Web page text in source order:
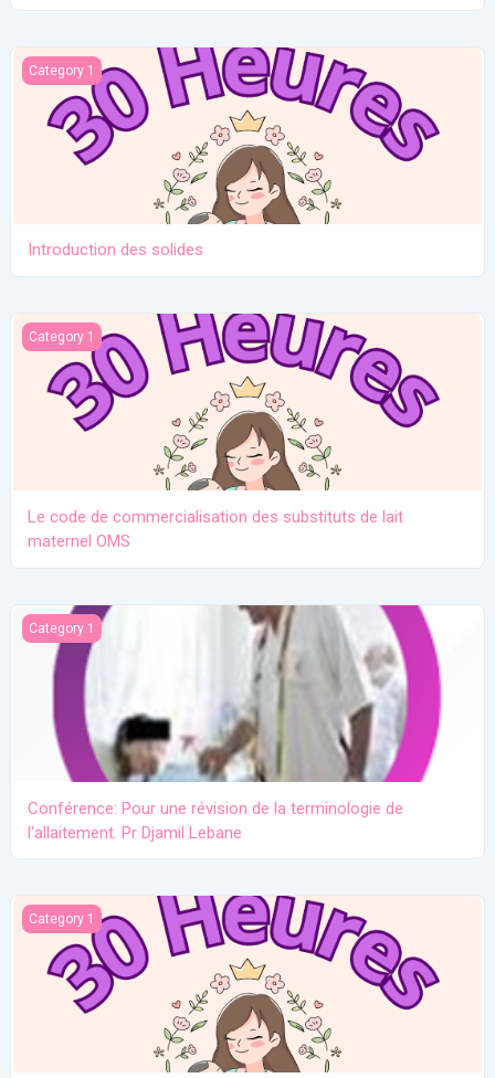
Introduction des solides
Category 1
Introduction des solides
Le code de commercialisation des substituts de lait maternel
Category 1
Le code de commercialisation des substituts de lait
maternel OMS
Conférence: Pour une révision de la terminologie de l'allaitement.
Category 1
Conférence: Pour une révision de la terminologie de
l'allaitement. Pr Djamil Lebane
Les problèmes communs en allaitement maternel
Category 1